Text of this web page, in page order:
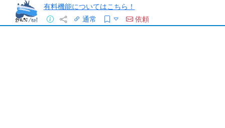
有料機能についてはこちら！
通常
依頼